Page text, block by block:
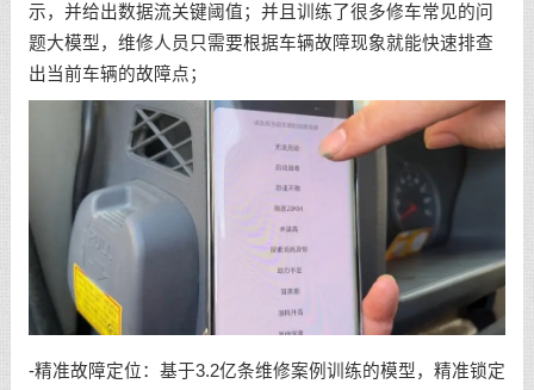
示，并给出数据流关键阈值；并且训练了很多修车常见的问
题大模型，维修人员只需要根据车辆故障现象就能快速排查
出当前车辆的故障点；
-精准故障定位：基于3.2亿条维修案例训练的模型，精准锁定